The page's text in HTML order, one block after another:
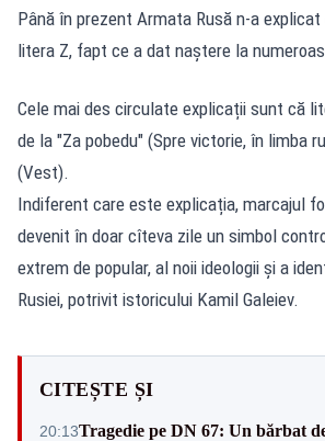
Până în prezent Armata Rusă n-a
litera Z, fapt ce a dat naștere la
Cele mai des circulate explicații sunt că
de la "Za pobedu" (Spre victorie, în limba
(Vest).
Indiferent care este explicația, marcajul
devenit în doar cîteva zile un simbol
extrem de popular, al noii ideologii și a
Rusiei, potrivit istoricului Kamil Galeiev.
CITEȘTE ȘI
20:13Tragedie pe DN 67: Un bărbat